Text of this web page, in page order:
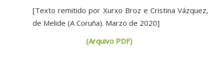
[Texto remitido por Xurxo Broz e Cristina Vázquez,
de Melide (A Coruña). Marzo de 2020]
(Arquivo PDF)